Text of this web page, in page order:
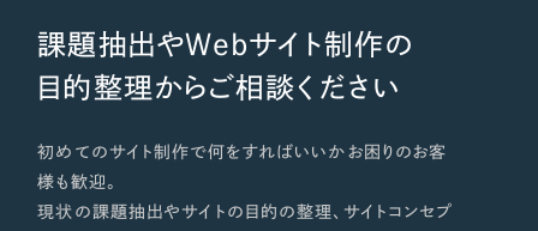
課題抽出やWebサイト制作の
目的整理からご相談ください
初めてのサイト制作で何をすればいいかお困りのお客
様も歓迎。
現状の課題抽出やサイトの目的の整理、サイトコンセプ